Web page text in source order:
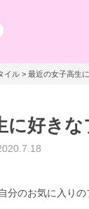
イル> 最近の女子高生に
好きな
分のお気に入りの